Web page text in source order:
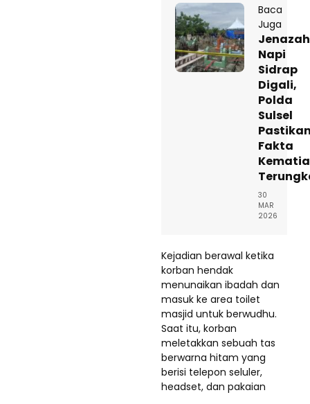
Baca
Juga
Jenazah
Napi
Sidrap
Digali,
Polda
Sulsel
Fakta
30
MAR
2026
Kejadian berawal ketika
korban hendak
menunaikan ibadah dan
masuk ke area toilet
masjid untuk berwudhu.
Saat itu, korban
meletakkan sebuah tas
berwarna hitam yang
berisi telepon seluler,
headset, dan pakaian